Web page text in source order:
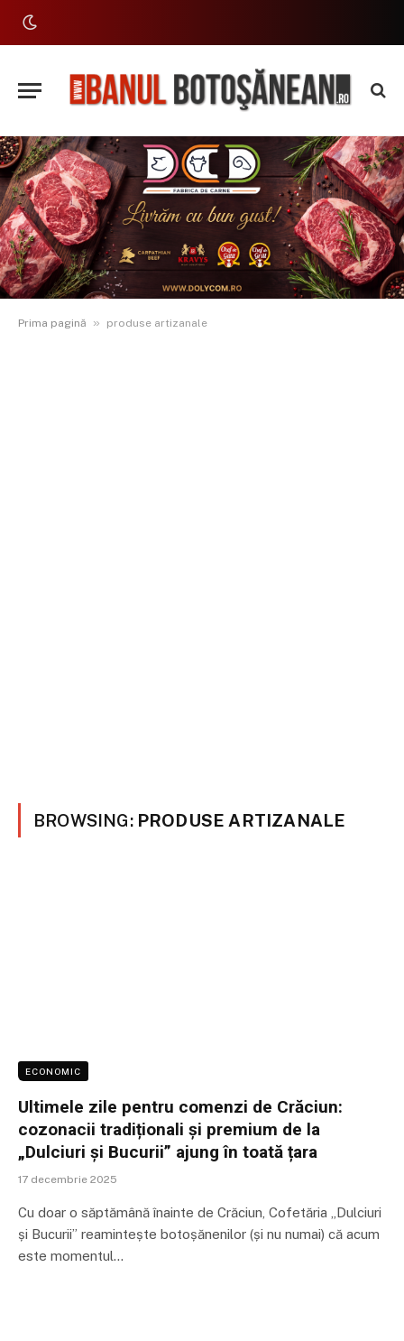
Prima pagină » produse artizanale
BROWSING: PRODUSE ARTIZANALE
ECONOMIC
Ultimele zile pentru comenzi de Crăciun:
cozonacii tradiționali și premium de la
„Dulciuri și Bucurii” ajung în toată țara
17 decembrie 2025
Cu doar o săptămână înainte de Crăciun, Cofetăria „Dulciuri
și Bucurii” reamintește botoșănenilor (și nu numai) că acum
este momentul…